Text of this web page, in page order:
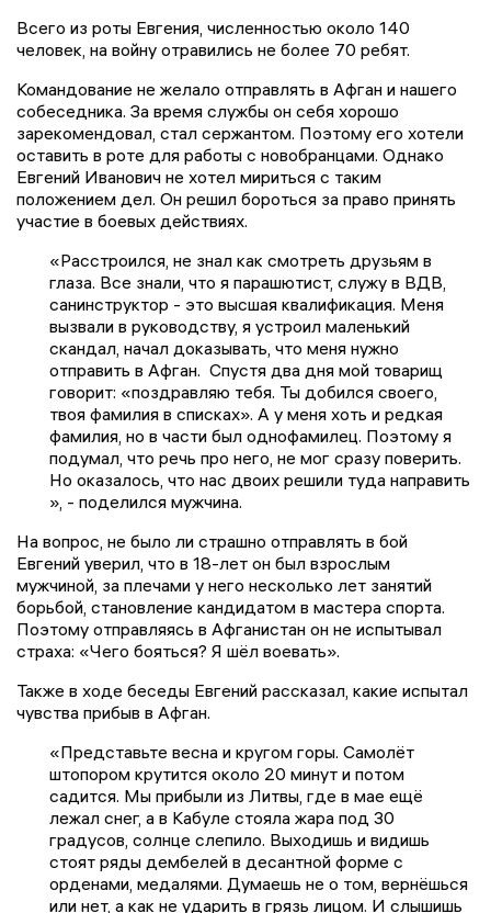
Всего из роты Евгения, численностью около 140
человек, на войну отравились не более 70 ребят.
Командование не желало отправлять в Афган и нашего
собеседника. За время службы он себя хорошо
зарекомендовал, стал сержантом. Поэтому его хотели
оставить в роте для работы с новобранцами. Однако
Евгений Иванович не хотел мириться с таким
положением дел. Он решил бороться за право принять
участие в боевых действиях.
«Расстроился, не знал как смотреть друзьям в
глаза. Все знали, что я парашютист, служу в ВДВ,
санинструктор - это высшая квалификация. Меня
вызвали в руководству, я устроил маленький
скандал, начал доказывать, что меня нужно
отправить в Афган. Спустя два дня мой товарищ
говорит: «поздравляю тебя. Ты добился своего,
твоя фамилия в списках». А у меня хоть и редкая
фамилия, но в части был однофамилец. Поэтому я
подумал, что речь про него, не мог сразу поверить.
Но оказалось, что нас двоих решили туда направить
», - поделился мужчина.
На вопрос, не было ли страшно отправлять в бой
Евгений уверил, что в 18-лет он был взрослым
мужчиной, за плечами у него несколько лет занятий
борьбой, становление кандидатом в мастера спорта.
Поэтому отправляясь в Афганистан он не испытывал
страха: «Чего бояться? Я шёл воевать».
Также в ходе беседы Евгений рассказал, какие испытал
чувства прибыв в Афган.
«Представьте весна и кругом горы. Самолёт
штопором крутится около 20 минут и потом
садится. Мы прибыли из Литвы, где в мае ещё
лежал снег, а в Кабуле стояла жара под 30
градусов, солнце слепило. Выходишь и видишь
стоят ряды дембелей в десантной форме с
орденами, медалями. Думаешь не о том, вернёшься
или нет, а как не ударить в грязь лицом. И слышишь